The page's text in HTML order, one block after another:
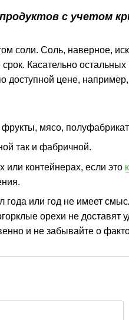
с учетом
соли. Соль, наверное,
срок. Касательно
доступной цене,
мясо,
так и фабричной.
или контейнерах, если это
года или год не имеет
орехи не доставят
и не забывайте о